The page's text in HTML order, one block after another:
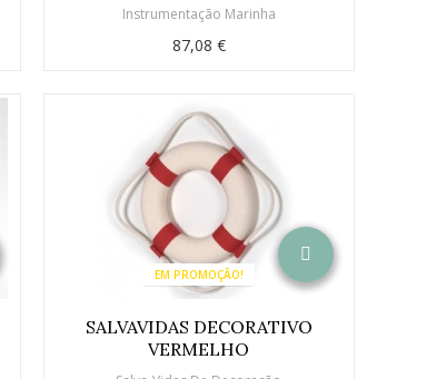
Instrumentação Marinha
87,08 €
EM PROMOÇÃO!
SALVAVIDAS DECORATIVO
VERMELHO